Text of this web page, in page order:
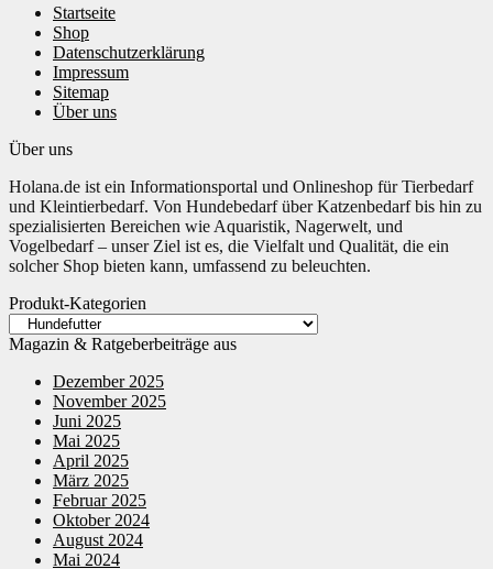
Startseite
Shop
Datenschutzerklärung
Impressum
Sitemap
Über uns
Über uns
Holana.de ist ein Informationsportal und Onlineshop für Tierbedarf
und Kleintierbedarf. Von Hundebedarf über Katzenbedarf bis hin zu
spezialisierten Bereichen wie Aquaristik, Nagerwelt, und
Vogelbedarf – unser Ziel ist es, die Vielfalt und Qualität, die ein
solcher Shop bieten kann, umfassend zu beleuchten.
Produkt-Kategorien
Magazin & Ratgeberbeiträge aus
Dezember 2025
November 2025
Juni 2025
Mai 2025
April 2025
März 2025
Februar 2025
Oktober 2024
August 2024
Mai 2024